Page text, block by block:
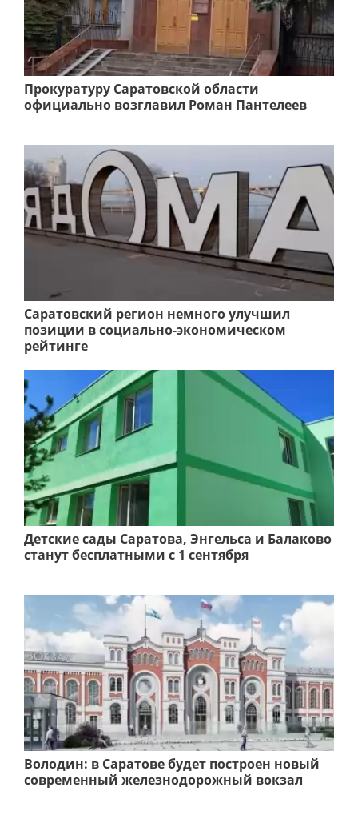
Прокуратуру Саратовской области
официально возглавил Роман Пантелеев
Саратовский регион немного улучшил
позиции в социально-экономическом
рейтинге
Детские сады Саратова, Энгельса и Балаково
станут бесплатными с 1 сентября
Володин: в Саратове будет построен новый
современный железнодорожный вокзал